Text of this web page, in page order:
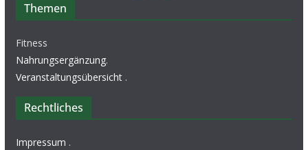
Themen
Fitness
Nahrungsergänzung.
Veranstaltungsübersicht.
Rechtliches
Impressum .